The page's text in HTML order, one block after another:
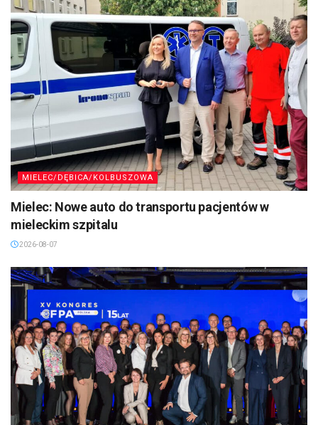
MIELEC/DĘBICA/KOLBUSZOWA
Mielec: Nowe auto do transportu pacjentów w
mieleckim szpitalu
2026-08-07